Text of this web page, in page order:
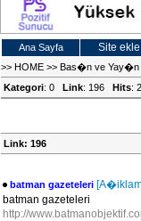
Ana Sayfa Site ekle
>> HOME >> Bas�n ve Yay�n
Kategori: 0 Link: 196 Hits:
Link: 196
batman gazeteleri
batman gazeteleri
http://